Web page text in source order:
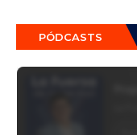
PÓDCASTS